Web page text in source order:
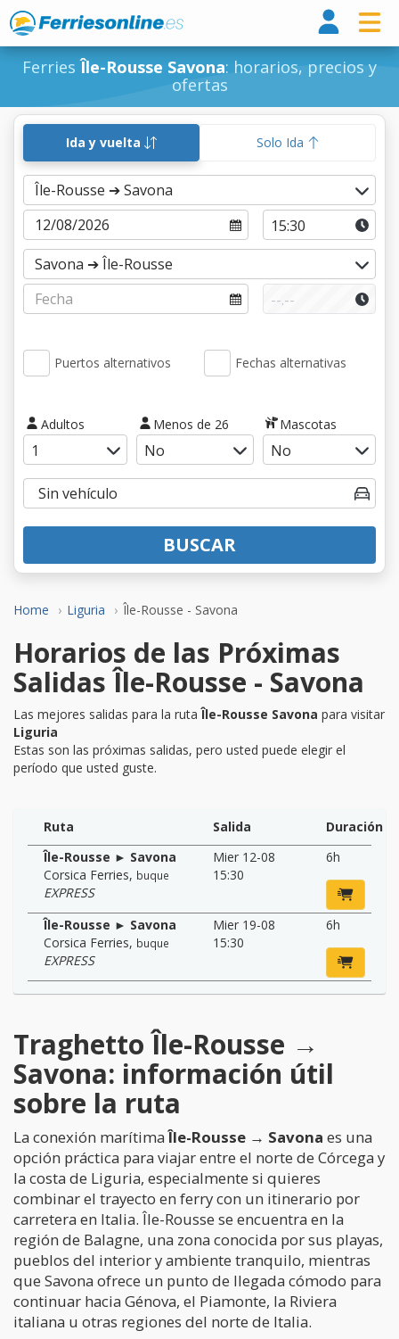
FerriesÎle-Rousse Savona: horarios, precios y
ofertas
Home Liguria Île-Rousse - Savona
Ida y vuelta Solo Ida
Puertos alternativos Fechas alternativas
Adultos Menos de 26 Mascotas
BUSCAR
Horarios de las Próximas
Salidas Île-Rousse - Savona
Las mejores salidas para la rutaÎle-Rousse Savona para visitar
Liguria
Estas son las próximas salidas, pero usted puede elegir el
período que usted guste.
Ruta Salida
Duración
Île-Rousse ► Savona
Corsica Ferries, buque
EXPRESS
Mier 12-08
15:30
6h
Île-Rousse ► Savona
Corsica Ferries, buque
EXPRESS
Mier 19-08
15:30
6h
Traghetto Île-Rousse →
Savona: información útil
sobre la ruta
La conexión marítimaÎle-Rousse → Savona es una
opción práctica para viajar entre el norte de Córcega y
la costa de Liguria, especialmente si quieres
combinar el trayecto en ferry con un itinerario por
carretera en Italia. Île-Rousse se encuentra en la
región de Balagne, una zona conocida por sus playas,
pueblos del interior y ambiente tranquilo, mientras
que Savona ofrece un punto de llegada cómodo para
continuar hacia Génova, el Piamonte, la Riviera
italiana u otras regiones del norte de Italia.